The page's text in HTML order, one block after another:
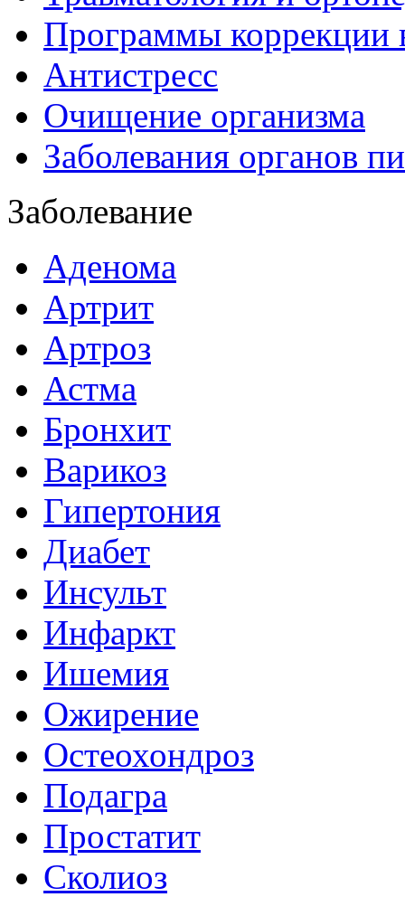
Программы коррекции
Антистресс
Очищение организма
Заболевания органов
Заболевание
Аденома
Артрит
Артроз
Астма
Бронхит
Варикоз
Гипертония
Диабет
Инсульт
Инфаркт
Ишемия
Ожирение
Остеохондроз
Подагра
Простатит
Сколиоз